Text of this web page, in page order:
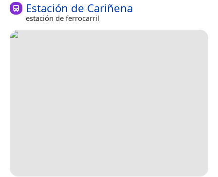
Estación de Cariñena
estación de ferrocarril